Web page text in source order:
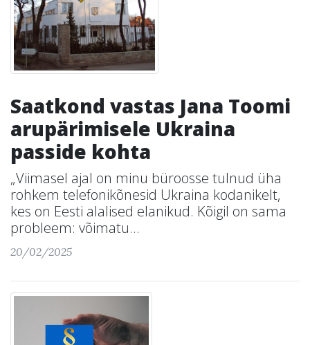
Saatkond vastas Jana Toomi
arupärimisele Ukraina
passide kohta
„Viimasel ajal on minu büroosse tulnud üha
rohkem telefonikõnesid Ukraina kodanikelt,
kes on Eesti alalised elanikud. Kõigil on sama
probleem: võimatu...
20/02/2025